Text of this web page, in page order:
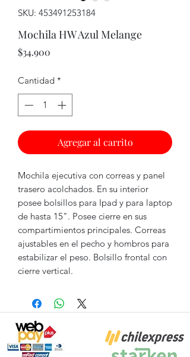
SKU: 453491253184
Mochila HW Azul Melange
$34.900
Cantidad *
Agregar al carrito
Mochila ejecutiva con correas y panel
trasero acolchados. En su interior
posee bolsillos para Ipad y para laptop
de hasta 15". Posee cierre en sus
compartimientos principales. Correas
ajustables en el pecho y hombros para
estabilizar el peso. Bolsillo frontal con
cierre vertical.